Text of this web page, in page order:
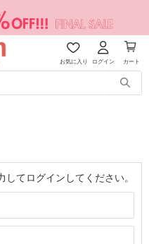
お気に入り ログイン カート
てログインしてください。